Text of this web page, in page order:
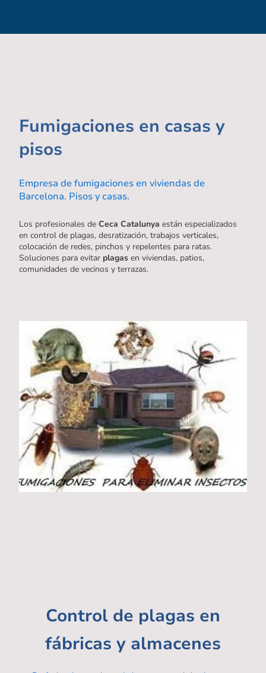
Fumigaciones en casas y
pisos
Empresa de fumigaciones en viviendas de
Barcelona. Pisos y casas.
Los profesionales de Ceca Catalunya están especializados
en control de plagas, desratización, trabajos verticales,
colocación de redes, pinchos y repelentes para ratas.
Soluciones para evitar plagas en viviendas, patios,
comunidades de vecinos y terrazas.
Control de plagas en
fábricas y almacenes